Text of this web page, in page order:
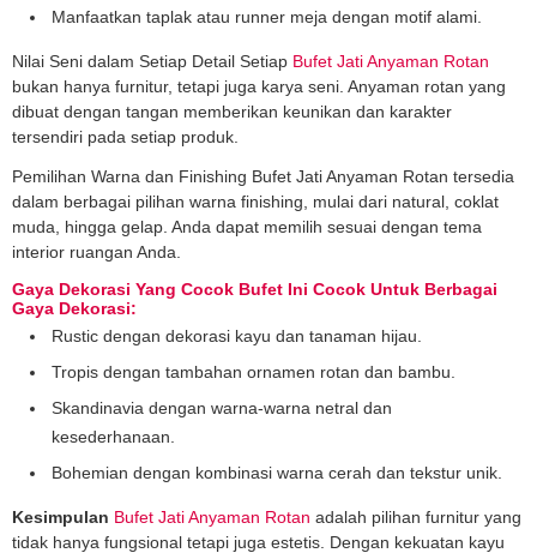
Manfaatkan taplak atau runner meja dengan motif alami.
Nilai Seni dalam Setiap Detail Setiap Bufet Jati Anyaman Rotan
bukan hanya furnitur, tetapi juga karya seni. Anyaman rotan yang
dibuat dengan tangan memberikan keunikan dan karakter
tersendiri pada setiap produk.
Pemilihan Warna dan Finishing Bufet Jati Anyaman Rotan tersedia
dalam berbagai pilihan warna finishing, mulai dari natural, coklat
muda, hingga gelap. Anda dapat memilih sesuai dengan tema
interior ruangan Anda.
Gaya Dekorasi Yang Cocok Bufet Ini Cocok Untuk Berbagai
Gaya Dekorasi:
Rustic dengan dekorasi kayu dan tanaman hijau.
Tropis dengan tambahan ornamen rotan dan bambu.
Skandinavia dengan warna-warna netral dan
kesederhanaan.
Bohemian dengan kombinasi warna cerah dan tekstur unik.
Kesimpulan Bufet Jati Anyaman Rotan adalah pilihan furnitur yang
tidak hanya fungsional tetapi juga estetis. Dengan kekuatan kayu